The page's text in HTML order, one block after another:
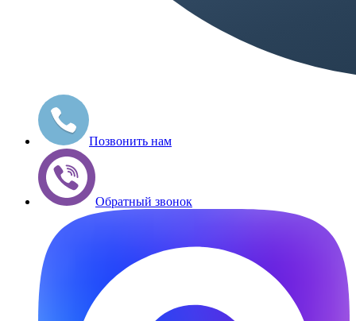
Позвонить нам
Обратный звонок